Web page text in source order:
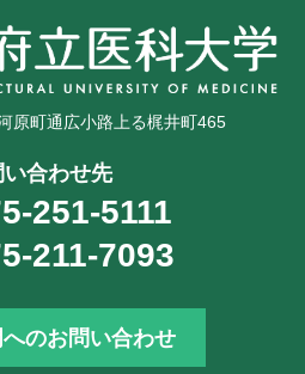
原町通広小路上る梶井町465
い合わせ先
251-5111
211-7093
のお問い合わせ